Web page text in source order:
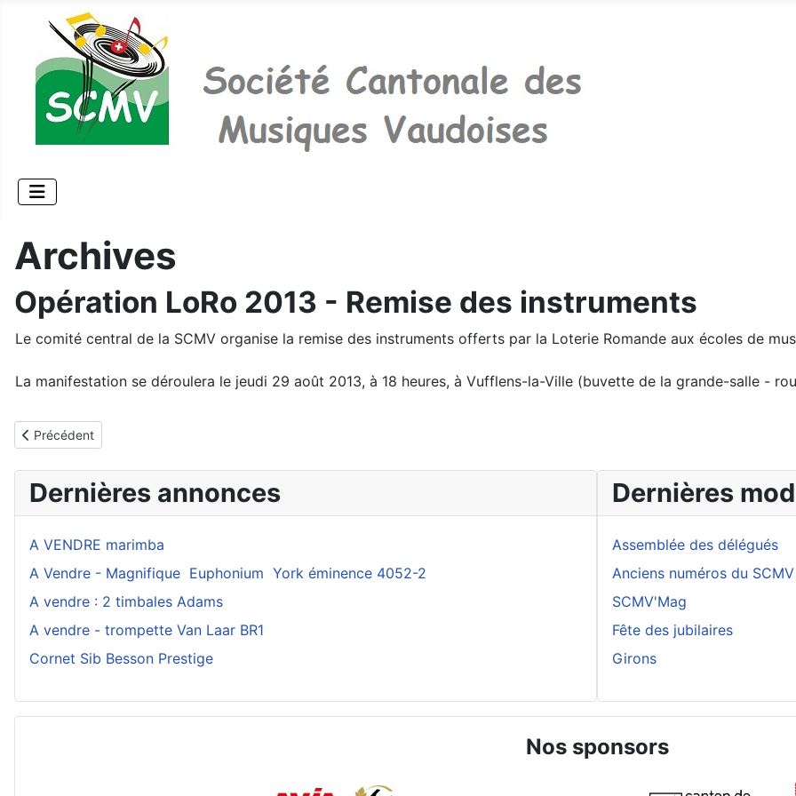
Archives
Opération LoRo 2013 - Remise des instruments
Le comité central de la SCMV organise la remise des instruments offerts par la Loterie Romande aux écoles de
La manifestation se déroulera le jeudi 29 août 2013, à 18 heures, à Vufflens-la-Ville (buvette de la grande-salle -
Article précédent : Outils pour le recherche d'un directeur
Précédent
Dernières annonces
A VENDRE marimba
A Vendre - Magnifique Euphonium York éminence 4052-2
A vendre : 2 timbales Adams
A vendre - trompette Van Laar BR1
Cornet Sib Besson Prestige
Dernières
Assemblée des délégués
Anciens numéros du
SCMV'Mag
Fête des jubilaires
Girons
Nos sponsors